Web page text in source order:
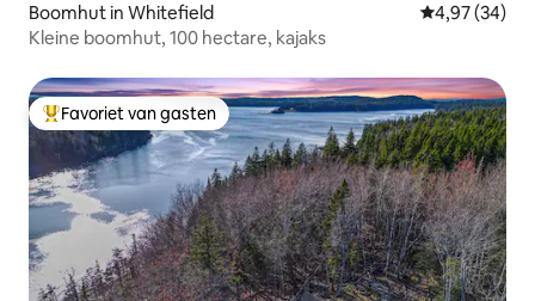
Boomhut in Whitefield Gemiddelde
4,97 (34)
Kleine boomhut, 100 hectare, kajaks
Topfavoriet van gasten
Favoriet van gasten